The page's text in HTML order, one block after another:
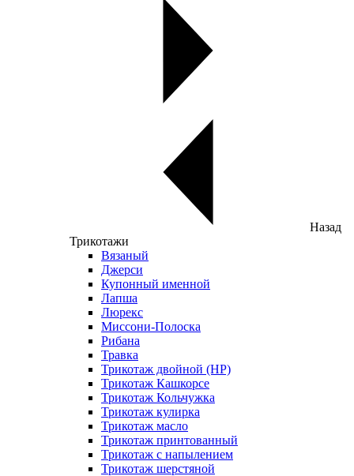
Назад
Трикотажи
Вязаный
Джерси
Купонный именной
Лапша
Люрекс
Миссони-Полоска
Рибана
Травка
Трикотаж двойной (НР)
Трикотаж Кашкорсе
Трикотаж Кольчужка
Трикотаж кулирка
Трикотаж масло
Трикотаж принтованный
Трикотаж с напылением
Трикотаж шерстяной